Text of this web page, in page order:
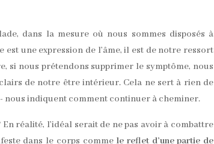
dans la mesure où nous sommes disposés à
est une expression de l’âme, il est de notre ressort
si nous prétendons supprimer le symptôme, nous
de notre être intérieur. Cela ne sert à rien de
nous indiquent comment continuer à cheminer.
réalité, l’idéal serait de ne pas avoir à combattre
dans le corps comme le reflet d’une partie de